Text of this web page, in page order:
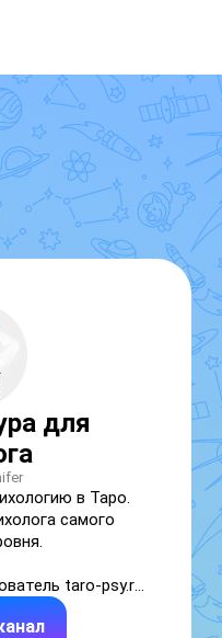
для
в Таро.
самого
taro-psy.ru
в Таро»